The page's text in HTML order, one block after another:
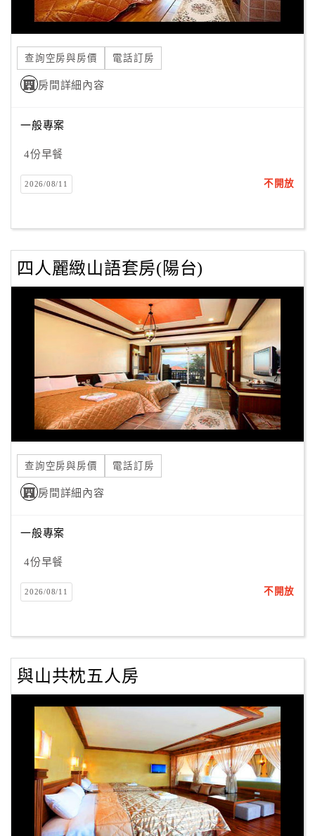
提
案
合
商
合
作
傳
查詢空房與房價 電話訂房
房間詳細內容
一般專案
4份早餐
2026/08/11 不開放
四人麗緻山語套房(陽台)
查詢空房與房價 電話訂房
房間詳細內容
一般專案
4份早餐
2026/08/11 不開放
與山共枕五人房